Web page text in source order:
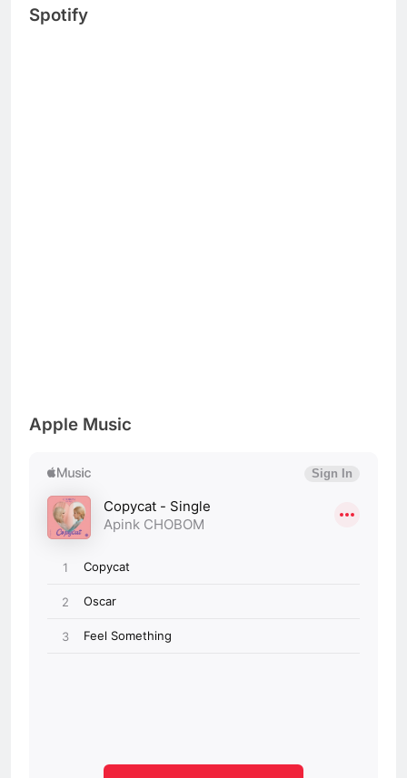
Spotify
Apple Music